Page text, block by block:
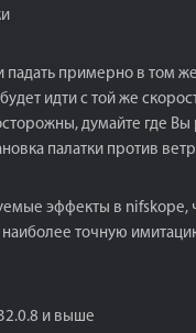
падать примерно в том
идти с той же
думайте где
палатки против
эффекты в nifskope,
наиболее точную
и выше